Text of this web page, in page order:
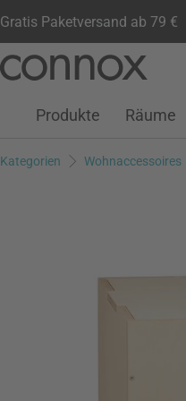
Gratis Paketversand ab 79 €
Kundenkonto
Wunschliste
Warenkorb
Produkte Räume
Kategorien Wohnaccessoires